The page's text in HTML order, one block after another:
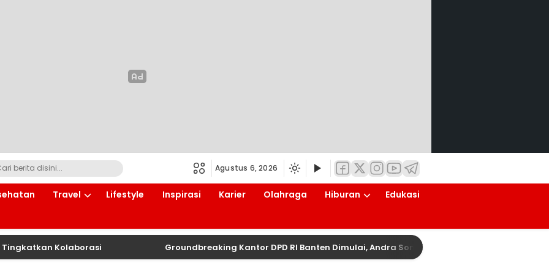
Agustus 6, 2026
Travel Lifestyle Inspirasi Karier Olahraga Hiburan
Edukasi
Kolaborasi Groundbreaking Kantor DPD RI Banten Dimulai, Andra Soni: Perkuat Aspirasi Daerah ke Pusat